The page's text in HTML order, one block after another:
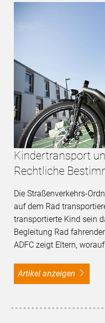
Kindertransport
Rechtliche
Die Straßenverkehrs-
auf dem Rad
transportierte Kind sein
Begleitung Rad
ADFC zeigt Eltern,
Artikel anzeigen